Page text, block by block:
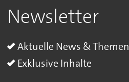
Newsletter
Aktuelle News & Themen
Exklusive Inhalte